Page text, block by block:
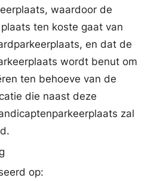
waardoor de
ten koste gaat van
en dat de
wordt benut om
ten behoeve van de
die naast deze
zal
op: